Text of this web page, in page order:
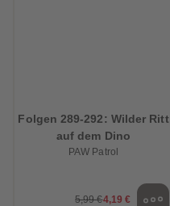
Folgen 289-292: Wilder Ritt
auf dem Dino
PAW Patrol
5,99 €4,19 €